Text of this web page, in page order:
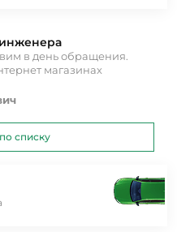
инженера
в день обращения.
магазинах
списку